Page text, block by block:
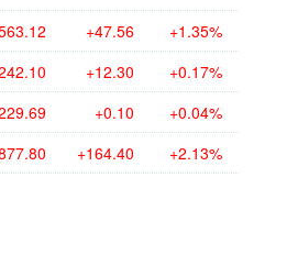
+47.56 +1.35%
+12.30 +0.17%
+0.10 +0.04%
+164.40 +2.13%